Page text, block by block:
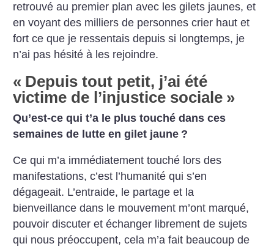
retrouvé au premier plan avec les gilets jaunes, et
en voyant des milliers de personnes crier haut et
fort ce que je ressentais depuis si longtemps, je
n’ai pas hésité à les rejoindre.
« Depuis tout petit, j’ai été
victime de l’injustice sociale »
Qu’est-ce qui t’a le plus touché dans ces
semaines de lutte en gilet jaune ?
Ce qui m’a immédiatement touché lors des
manifestations, c’est l’humanité qui s’en
dégageait. L’entraide, le partage et la
bienveillance dans le mouvement m’ont marqué,
pouvoir discuter et échanger librement de sujets
qui nous préoccupent, cela m’a fait beaucoup de